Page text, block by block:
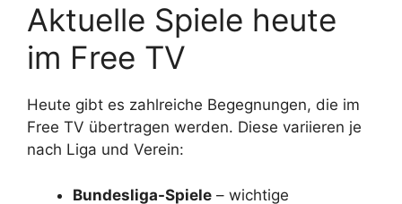
Aktuelle Spiele heute
im Free TV
Heute gibt es zahlreiche Begegnungen, die im
Free TV übertragen werden. Diese variieren je
nach Liga und Verein:
Bundesliga-Spiele – wichtige